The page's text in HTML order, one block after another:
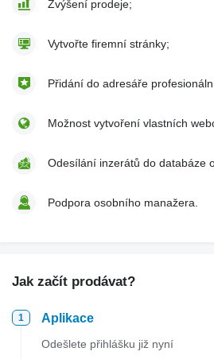
Zvýšení prodeje;
Vytvořte firemní stránky;
Přidání do adresáře
Možnost vytvoření vlastních
Odesílání inzerátů do databáze
Podpora osobního manažera.
Jak začít prodávat?
1 Aplikace
Odešlete přihlášku již nyní